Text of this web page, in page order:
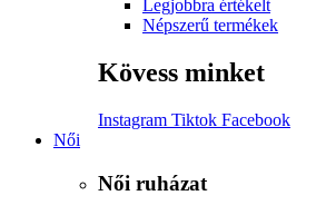
Legjobbra értékelt
Népszerű termékek
Kövess minket
Instagram Tiktok Facebook
Női
Női ruházat